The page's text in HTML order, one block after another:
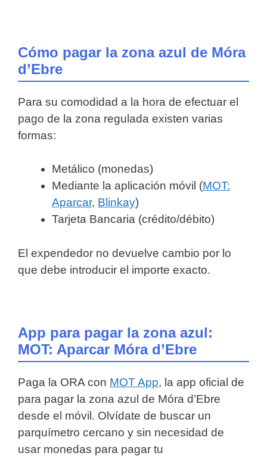
Cómo pagar la zona azul de Móra
d’Ebre
Para su comodidad a la hora de efectuar el
pago de la zona regulada existen varias
formas:
Metálico (monedas)
Mediante la aplicación móvil (MOT:
Aparcar, Blinkay)
Tarjeta Bancaria (crédito/débito)
El expendedor no devuelve cambio por lo
que debe introducir el importe exacto.
App para pagar la zona azul:
MOT: Aparcar Móra d’Ebre
Paga la ORA con MOT App, la app oficial de
para pagar la zona azul de Móra d’Ebre
desde el móvil. Olvídate de buscar un
parquímetro cercano y sin necesidad de
usar monedas para pagar tu